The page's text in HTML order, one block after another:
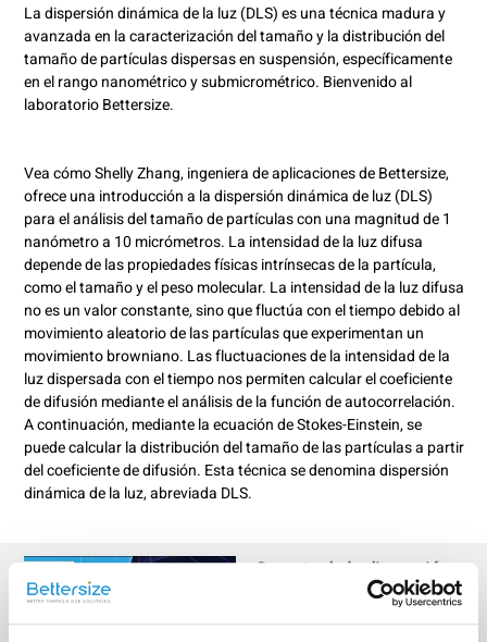
La dispersión dinámica de la luz (DLS) es una técnica madura y
avanzada en la caracterización del tamaño y la distribución del
tamaño de partículas dispersas en suspensión, específicamente
en el rango nanométrico y submicrométrico. Bienvenido al
laboratorio Bettersize.
Vea cómo Shelly Zhang, ingeniera de aplicaciones de Bettersize,
ofrece una introducción a la dispersión dinámica de luz (DLS)
para el análisis del tamaño de partículas con una magnitud de 1
nanómetro a 10 micrómetros. La intensidad de la luz difusa
depende de las propiedades físicas intrínsecas de la partícula,
como el tamaño y el peso molecular. La intensidad de la luz difusa
no es un valor constante, sino que fluctúa con el tiempo debido al
movimiento aleatorio de las partículas que experimentan un
movimiento browniano. Las fluctuaciones de la intensidad de la
luz dispersada con el tiempo nos permiten calcular el coeficiente
de difusión mediante el análisis de la función de autocorrelación.
A continuación, mediante la ecuación de Stokes-Einstein, se
puede calcular la distribución del tamaño de las partículas a partir
del coeficiente de difusión. Esta técnica se denomina dispersión
dinámica de la luz, abreviada DLS.
Secreto de la dispersión
dinámica de la luz (DLS)
para el análisis del